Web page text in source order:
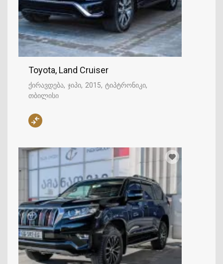
Toyota, Land Cruiser
ქირავდება ჯიპი 2015 ტიპტრონიკი
თბილისი